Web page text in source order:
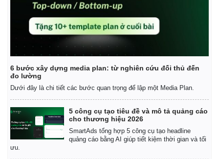
Kinh tế
Bất động sản
Khởi nghiệp
Thị trường
Tiêu dùng
Tỷ giá
Chứng khoán
Giá cà phê
6 bước xây dựng media plan: từ nghiên cứu đối thủ đến
đo lường
Dưới đây là chi tiết các bước quan trọng để lập một Media Plan.
5 công cụ tạo tiêu đề và mô tả quảng cáo
cho thương hiệu 2026
SmartAds tổng hợp 5 công cụ tạo headline
quảng cáo bằng AI giúp tiết kiệm thời gian và tối
ưu.